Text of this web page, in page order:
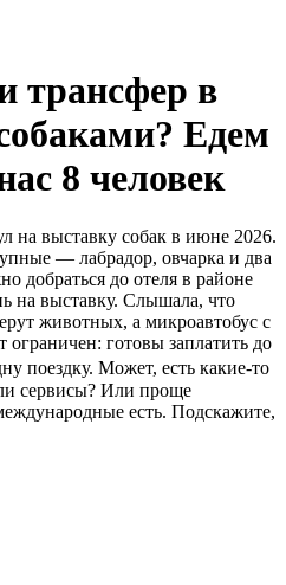
трансфер в
Едем
8 человек
на выставку собак в июне 2026.
— лабрадор, овчарка и два
добраться до отеля в районе
выставку. Слышала, что
животных, а микроавтобус с
готовы заплатить до
поездку. Может, есть какие-то
сервисы? Или проще
есть. Подскажите,